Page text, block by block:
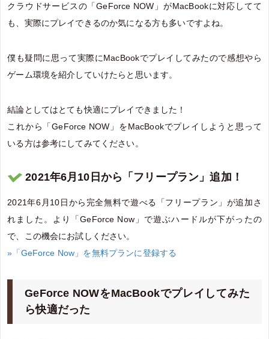
クラウドサービスの「GeForce NOW」がMacBookに対応してて
も、実際にプレイできるのか気になる方も多いですよね。
僕も疑問に思って実際にMacBookでプレイしてみたので感想やら
ゲーム環境を紹介していけたらと思います。
結論としてはとても快適にプレイできました！
これから「GeForce NOW」をMacBookでプレイしようと思って
いる方は参考にしてみてください。
2021年6月10日から「フリープラン」追加！
2021年6月10日から完全無料で遊べる「フリープラン」が追加さ
れました。より「GeForce Now」で遊ぶハードルが下がったの
で、この機会にお試しください。
»「GeForce Now」を無料プランに登録する
GeForce NOWをMacBookでプレイしてみた
ら快適だった